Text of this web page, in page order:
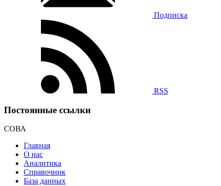
Подписка
RSS
Постоянные ссылки
СОВА
Главная
О нас
Аналитика
Справочник
База данных